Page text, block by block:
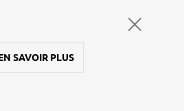
SAVOIR PLUS